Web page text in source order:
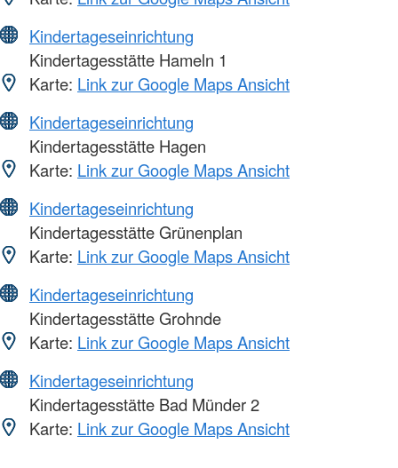
Kindertageseinrichtung
Kindertagesstätte Hameln 1
Karte: Link zur Google Maps Ansicht
Kindertageseinrichtung
Kindertagesstätte Hagen
Karte: Link zur Google Maps Ansicht
Kindertageseinrichtung
Kindertagesstätte Grünenplan
Karte: Link zur Google Maps Ansicht
Kindertageseinrichtung
Kindertagesstätte Grohnde
Karte: Link zur Google Maps Ansicht
Kindertageseinrichtung
Kindertagesstätte Bad Münder 2
Karte: Link zur Google Maps Ansicht